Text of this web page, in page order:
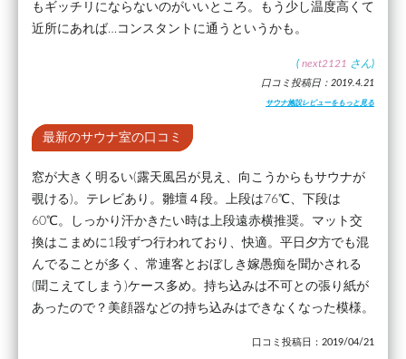
もギッチリにならないのがいいところ。もう少し温度高くて
近所にあれば…コンスタントに通うというかも。
( next2121 さん)
口コミ投稿日：2019.4.21
サウナ施設レビューをもっと見る
最新のサウナ室の口コミ
窓が大きく明るい(露天風呂が見え、向こうからもサウナが
覗ける)。テレビあり。雛壇４段。上段は76℃、下段は
60℃。しっかり汗かきたい時は上段遠赤横推奨。マット交
換はこまめに1段ずつ行われており、快適。平日夕方でも混
んでることが多く、常連客とおぼしき嫁愚痴を聞かされる
(聞こえてしまう)ケース多め。持ち込みは不可との張り紙が
あったので？美顔器などの持ち込みはできなくなった模様。
口コミ投稿日：2019/04/21